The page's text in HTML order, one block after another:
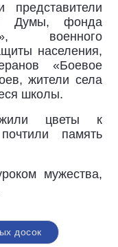
представители
и Думы, фонда
военного
населения,
«Боевое
жители села
школы.
цветы к
память
мужества,
досок